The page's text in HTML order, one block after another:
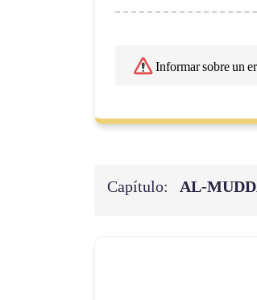
Informar sobre un
Capítulo: